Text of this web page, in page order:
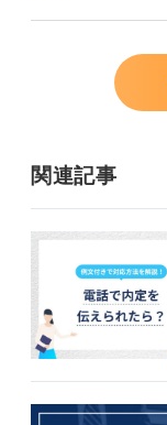
関連記事